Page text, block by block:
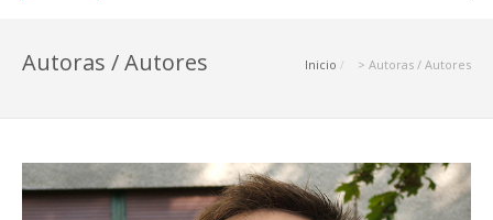
Inicio > Autoras / Autores
Autoras / Autores